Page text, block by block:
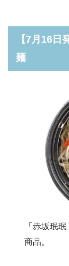
【7月16
麺
「赤坂珉
商品。